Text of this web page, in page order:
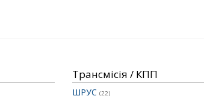
Трансмісія / КПП
ШРУС (22)